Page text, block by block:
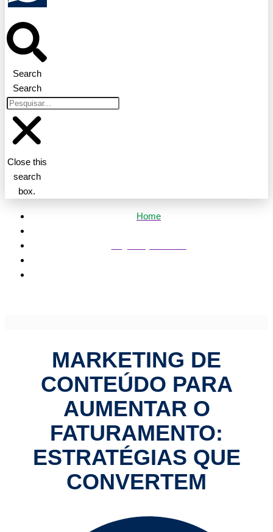
Search
Search
Close this
search
box.
Home
MARKETING DE
CONTEÚDO PARA
AUMENTAR O
FATURAMENTO:
ESTRATÉGIAS QUE
CONVERTEM